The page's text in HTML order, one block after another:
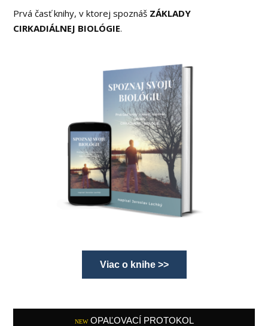
Prvá časť knihy, v ktorej spoznáš ZÁKLADY
CIRKADIÁLNEJ BIOLÓGIE.
Viac o knihe >>
NEW OPAĽOVACÍ PROTOKOL